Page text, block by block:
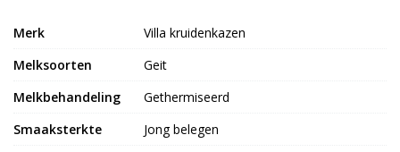
Merk
Villa kruidenkazen
Melksoorten
Geit
Melkbehandeling
Gethermiseerd
Smaaksterkte
Jong belegen